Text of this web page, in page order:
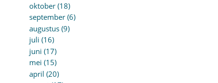
oktober (18)
september (6)
augustus (9)
juli (16)
juni (17)
mei (15)
april (20)